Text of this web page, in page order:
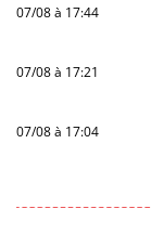
07/08 à 17:44
07/08 à 17:21
07/08 à 17:04